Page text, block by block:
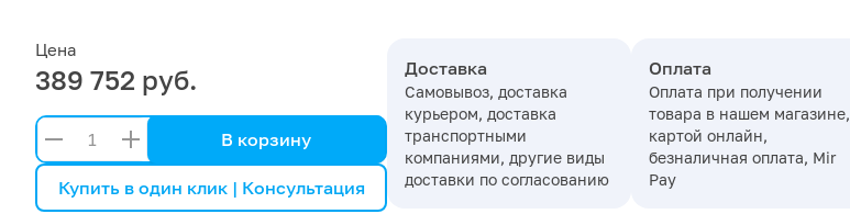
Цена
389 752 руб.
В корзину
Купить в один клик | Консультация
Доставка
Самовывоз, доставка
курьером, доставка
транспортными
компаниями, другие виды
доставки по согласованию
Оплата
Оплата при получении
товара в нашем магазине,
картой онлайн,
безналичная оплата, Mir
Pay